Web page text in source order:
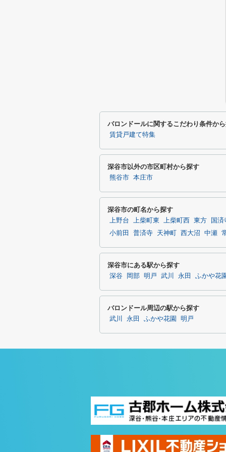
バロンドールに関するこだわり条件か
賃貸戸建て特集
深谷市以外の市区町村から探す
熊谷市 本庄市
深谷市の町名から探す
上野台 上柴町東 上柴町西 東方 国済
小前田
普済寺 天神町 西大沼 中瀬
深谷市にある駅から探す
深谷 岡部 明戸 武川 永田 ふかや花
バロンドール周辺の駅から探す
武川 永田 ふかや花園 明戸